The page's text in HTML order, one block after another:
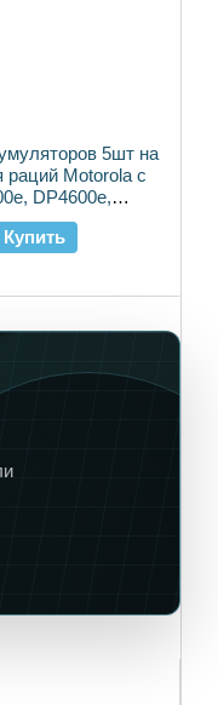
5шт на
раций Motorola с
DP4600e,
Купить